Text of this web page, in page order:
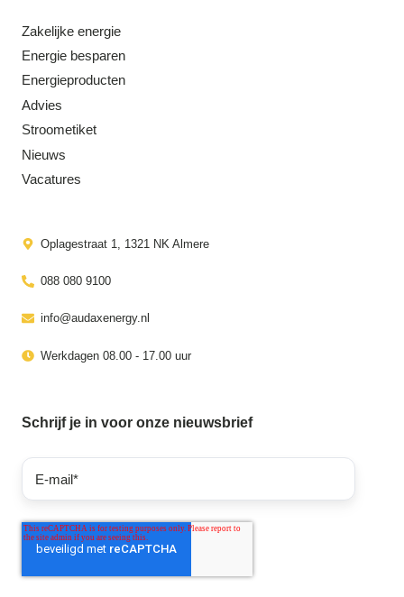
Zakelijke energie
Energie besparen
Energieproducten
Advies
Stroometiket
Nieuws
Vacatures
Oplagestraat 1, 1321 NK Almere
088 080 9100
info@audaxenergy.nl
Werkdagen 08.00 - 17.00 uur
Schrijf je in voor onze nieuwsbrief